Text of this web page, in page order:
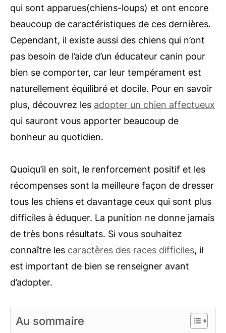
qui sont apparues(chiens-loups) et ont encore
beaucoup de caractéristiques de ces dernières.
Cependant, il existe aussi des chiens qui n’ont
pas besoin de l’aide d’un éducateur canin pour
bien se comporter, car leur tempérament est
naturellement équilibré et docile. Pour en savoir
plus, découvrez les adopter un chien affectueux
qui sauront vous apporter beaucoup de
bonheur au quotidien.
Quoiqu’il en soit, le renforcement positif et les
récompenses sont la meilleure façon de dresser
tous les chiens et davantage ceux qui sont plus
difficiles à éduquer. La punition ne donne jamais
de très bons résultats. Si vous souhaitez
connaître les caractères des races difficiles, il
est important de bien se renseigner avant
d’adopter.
Au sommaire